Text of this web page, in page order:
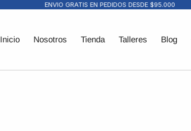
ENVIO GRATIS EN PEDIDOS DESDE $95.000
Inicio Nosotros Tienda Talleres Blog